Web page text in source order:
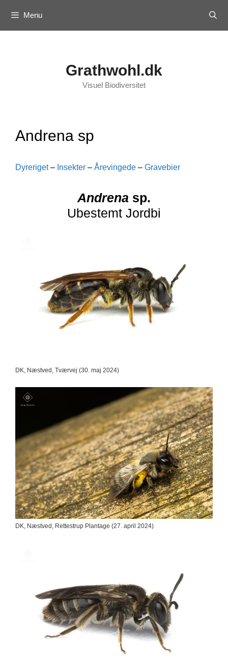
content
Menu
Grathwohl.dk
Visuel Biodiversitet
Andrena sp
Dyreriget– Insekter – Årevingede – Gravebier
Andrena sp.
Ubestemt Jordbi
DK, Næstved, Tværvej (30. maj 2024)
DK, Næstved, Rettestrup Plantage (27. april 2024)